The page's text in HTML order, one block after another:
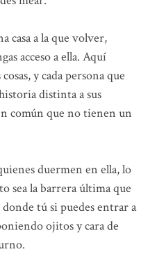
casa a la que volver,
acceso a ella. Aquí
y cada persona que
distinta a sus
común que no tienen un
duermen en ella, lo
sea la barrera última que
tú si puedes entrar a
ojitos y cara de